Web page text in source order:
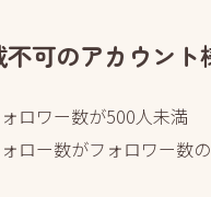
不可のアカウント
ロワー数が500人未満
ロー数がフォロワー数